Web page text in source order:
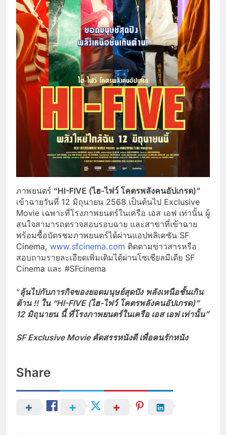
ภาพยนตร์ “HI-FIVE (ไฮ-ไฟว์ โคตรพลังคนอัปเกรด)”
เข้าฉายวันที่ 12 มิถุนายน 2568 เป็นต้นไป Exclusive
Movie เฉพาะที่โรงภาพยนตร์ในเครือ เอส เอฟ เท่านั้น ผู้
สนใจสามารถตรวจสอบรอบฉาย และสาขาที่เข้าฉาย
พร้อมซื้อบัตรชมภาพยนตร์ได้ผ่านแอปพลิเคชัน SF
Cinema, www.sfcinema.com ติดตามข่าวสารหรือ
สอบถามรายละเอียดเพิ่มเติมได้ผ่านโซเชียลมีเดีย SF
Cinema และ #SFcinema
“ลุ้นไปกับภารกิจของยอดมนุษย์สุดปัง พลังเหนือชั้นเกิน
ต้าน !! ใน “HI-FIVE (ไฮ-ไฟว์ โคตรพลังคนอัปเกรด)”
12 มิถุนายน นี้ ที่โรงภาพยนตร์ในเครือ เอส เอฟ เท่านั้น”
SF Exclusive Movie คัดสรรหนังดี เพื่อคนรักหนัง
Share